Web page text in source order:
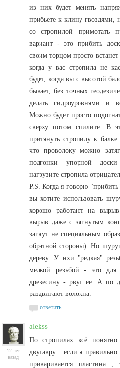
из них будет менять
прибьете к клину гвоздями,
со стропилой примотать
вариант - это прибить
своим торцом просто
когда у вас стропила не
будет, когда вы с высотой
бывает, без точных
делать гидроуровнями и
Можно будет просто
сверху потом спилите. В
притянуть стропилу к
что проволоку можно
подгонки упорной
нагрузите стропила
P.S. Когда я говорю
вы хотите использовать
хорошо работают на
вырыв даже с загнутым
загнут не специальным
обратной стороны). Но
дереву. У нхи "редкая"
мелкой резьбой - это
древесину - рвут ее. А по
раздвигают волокна.
ответить
12 лет
назад
alekss
По стропилах всё
двутавру: если я
приваривается пластина